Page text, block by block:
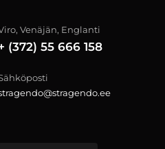
Venäjän, Englanti
(372) 55 666 158